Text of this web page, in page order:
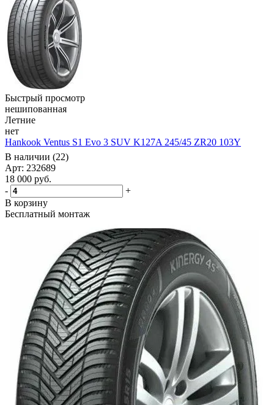
Быстрый просмотр
нешипованная
Летние
нет
Hankook Ventus S1 Evo 3 SUV K127A 245/45 ZR20 103Y
В наличии (22)
Арт: 232689
18 000 руб.
-
+
В корзину
Бесплатный монтаж